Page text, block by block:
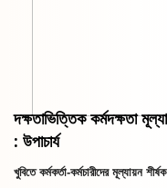
দক্ষতাভিত্তিক কর্মদক্ষতা
: উপাচার্য
খুবিতে কর্মকর্তা-কর্মচারীদের মূল্যায়ন